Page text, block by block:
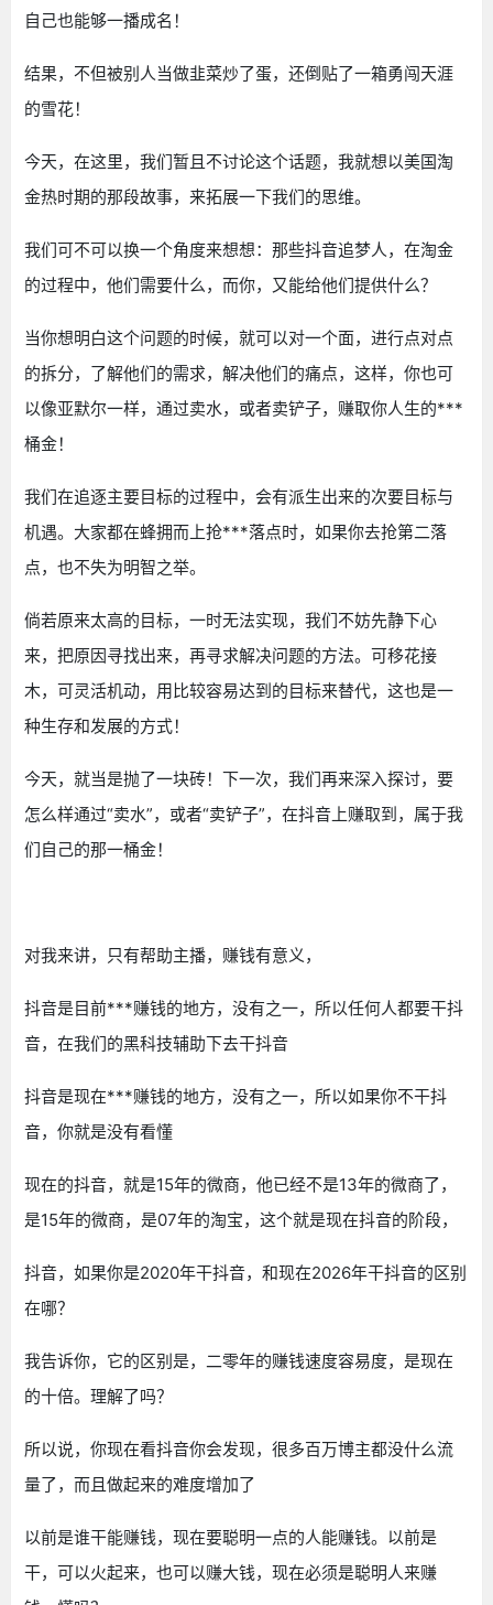
自己也能够一播成名！
结果，不但被别人当做韭菜炒了蛋，还倒贴了一箱勇闯天涯
的雪花！
今天，在这里，我们暂且不讨论这个话题，我就想以美国淘
金热时期的那段故事，来拓展一下我们的思维。
我们可不可以换一个角度来想想：那些抖音追梦人，在淘金
的过程中，他们需要什么，而你，又能给他们提供什么？
当你想明白这个问题的时候，就可以对一个面，进行点对点
的拆分，了解他们的需求，解决他们的痛点，这样，你也可
以像亚默尔一样，通过卖水，或者卖铲子，赚取你人生的***
桶金！
我们在追逐主要目标的过程中，会有派生出来的次要目标与
机遇。大家都在蜂拥而上抢***落点时，如果你去抢第二落
点，也不失为明智之举。
倘若原来太高的目标，一时无法实现，我们不妨先静下心
来，把原因寻找出来，再寻求解决问题的方法。可移花接
木，可灵活机动，用比较容易达到的目标来替代，这也是一
种生存和发展的方式！
今天，就当是抛了一块砖！下一次，我们再来深入探讨，要
怎么样通过“卖水”，或者“卖铲子”，在抖音上赚取到，属于我
们自己的那一桶金！
对我来讲，只有帮助主播，赚钱有意义，
抖音是目前***赚钱的地方，没有之一，所以任何人都要干抖
音，在我们的黑科技辅助下去干抖音
抖音是现在***赚钱的地方，没有之一，所以如果你不干抖
音，你就是没有看懂
现在的抖音，就是15年的微商，他已经不是13年的微商了，
是15年的微商，是07年的淘宝，这个就是现在抖音的阶段，
抖音，如果你是2020年干抖音，和现在2026年干抖音的区别
在哪？
我告诉你，它的区别是，二零年的赚钱速度容易度，是现在
的十倍。理解了吗？
所以说，你现在看抖音你会发现，很多百万博主都没什么流
量了，而且做起来的难度增加了
以前是谁干能赚钱，现在要聪明一点的人能赚钱。以前是
干，可以火起来，也可以赚大钱，现在必须是聪明人来赚